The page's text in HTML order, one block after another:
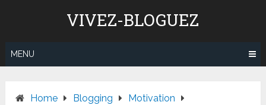
VIVEZ-BLOGUEZ
MENU
Home Blogging
Motivation